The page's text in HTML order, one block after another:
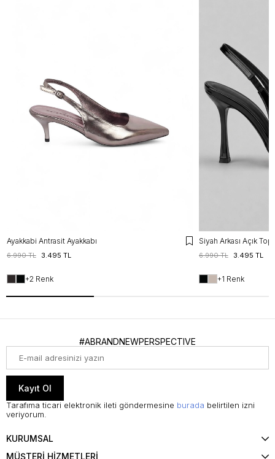
Ayakkabi Antrasit Ayakkabı
3.495 TL
6.990 TL
+2 Renk
Siyah Arkası Açık
3.495 TL
6.990 TL
+1 Renk
#ABRANDNEWPERSPECTIVE
Kayıt Ol
Tarafıma ticari elektronik ileti göndermesine burada belirtilen izni
veriyorum.
KURUMSAL
MÜŞTERİ HİZMETLERİ